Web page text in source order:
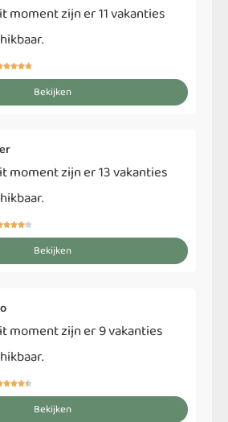
moment zijn er 11 vakanties

Bekijken
moment zijn er 13 vakanties

Bekijken
moment zijn er 9 vakanties

Bekijken